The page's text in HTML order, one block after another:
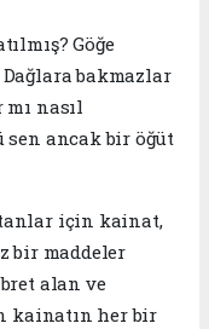
Göğe
bakmazlar
nasıl
sen ancak bir öğüt
için kainat,
bir maddeler
alan ve
kainatın her bir